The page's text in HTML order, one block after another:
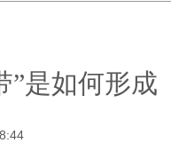
”是如何形成